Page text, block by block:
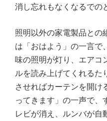
消し忘れもなくなるでの
照明以外の家電製品との
は「おはよう」の一言で
味の照明が灯り、エアコ
ルを読み上げてくれるた
させればカーテンを開け
ってきます」の一声で、
レビが消え、ルンバが自